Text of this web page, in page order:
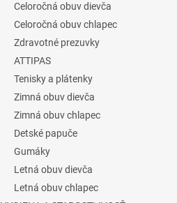
Celoročná obuv dievča
Celoročná obuv chlapec
Zdravotné prezuvky
ATTIPAS
Tenisky a plátenky
Zimná obuv dievča
Zimná obuv chlapec
Detské papuče
Gumáky
Letná obuv dievča
Letná obuv chlapec